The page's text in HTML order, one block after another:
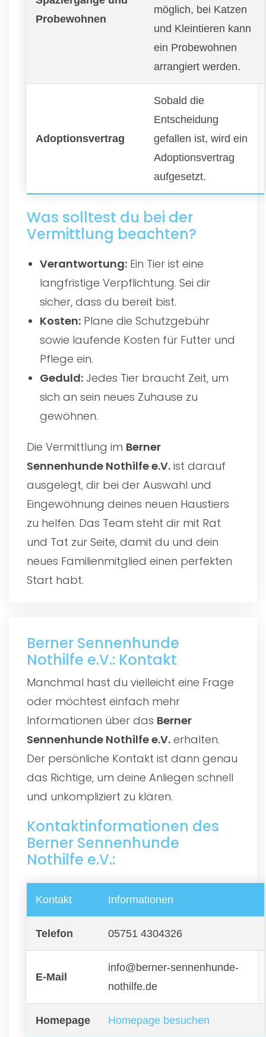
Probewohnen
möglich, bei Katzen
und Kleintieren kann
ein Probewohnen
arrangiert werden.
Adoptionsvertrag
Sobald die
Entscheidung
gefallen ist, wird ein
Adoptionsvertrag
aufgesetzt.
Was solltest du bei der
Vermittlung beachten?
Verantwortung: Ein Tier ist eine
langfristige Verpflichtung. Sei dir
sicher, dass du bereit bist.
Kosten: Plane die Schutzgebühr
sowie laufende Kosten für Futter und
Pflege ein.
Geduld: Jedes Tier braucht Zeit, um
sich an sein neues Zuhause zu
gewöhnen.
Die Vermittlung im Berner
Sennenhunde Nothilfe e.V. ist darauf
ausgelegt, dir bei der Auswahl und
Eingewöhnung deines neuen Haustiers
zu helfen. Das Team steht dir mit Rat
und Tat zur Seite, damit du und dein
neues Familienmitglied einen perfekten
Start habt.
Berner Sennenhunde
Nothilfe e.V.: Kontakt
Manchmal hast du vielleicht eine Frage
oder möchtest einfach mehr
Informationen über das Berner
Sennenhunde Nothilfe e.V. erhalten.
Der persönliche Kontakt ist dann genau
das Richtige, um deine Anliegen schnell
und unkompliziert zu klären.
Kontaktinformationen des
Berner Sennenhunde
Nothilfe e.V.:
Kontakt Informationen
Telefon 05751 4304326
E-Mail
info@berner-sennenhunde-
nothilfe.de
Homepage Homepage besuchen